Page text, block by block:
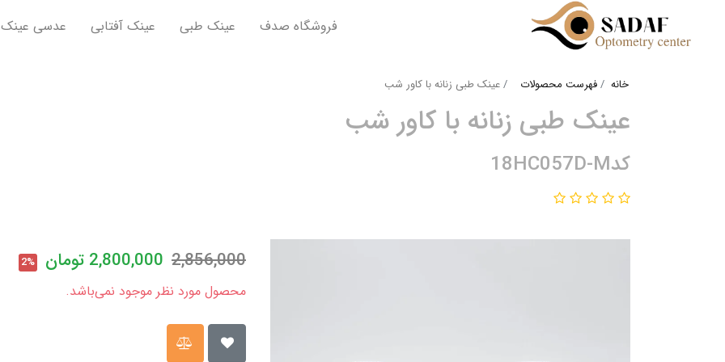
فروشگاه صدف عینک طبی عینک آفتابی عدسی عینک
خانه فهرست محصولات عینک طبی زنانه با کاور شب
عینک طبی زنانه با کاور شب
کد18HC057D-M
2,856,000
2,800,000 تومان 2%
محصول مورد نظر موجود نمی‌باشد.